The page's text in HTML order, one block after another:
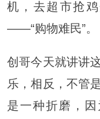
机，去超市抢
——“购物难民”。
创哥今天就讲讲
乐，相反，不管
是一种折磨，